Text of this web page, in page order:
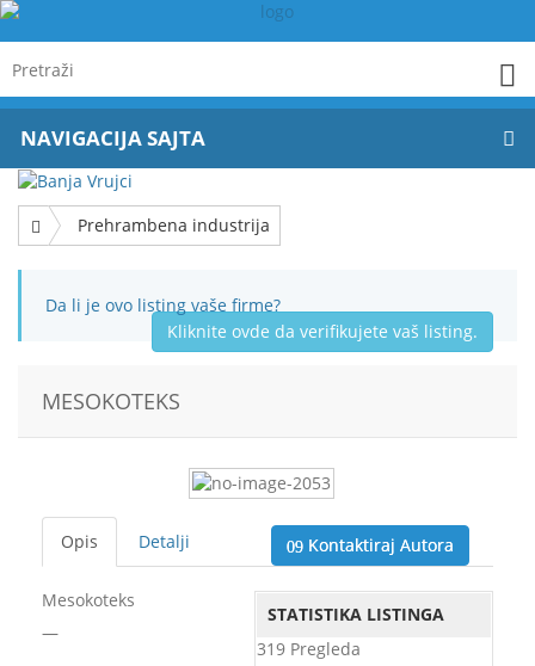
NAVIGACIJA SAJTA
Prehrambena industrija
Da li je ovo listing vaše firme?
Kliknite ovde da verifikujete vaš listing.
MESOKOTEKS
Kontaktiraj Autora
Opis Detalji
STATISTIKA LISTINGA
319 Pregleda
Mesokoteks
—